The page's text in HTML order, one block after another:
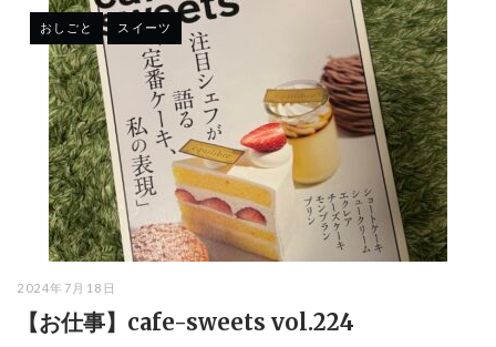
おしごと スイーツ
2024年7月18日
【お仕事】cafe-sweets vol.224